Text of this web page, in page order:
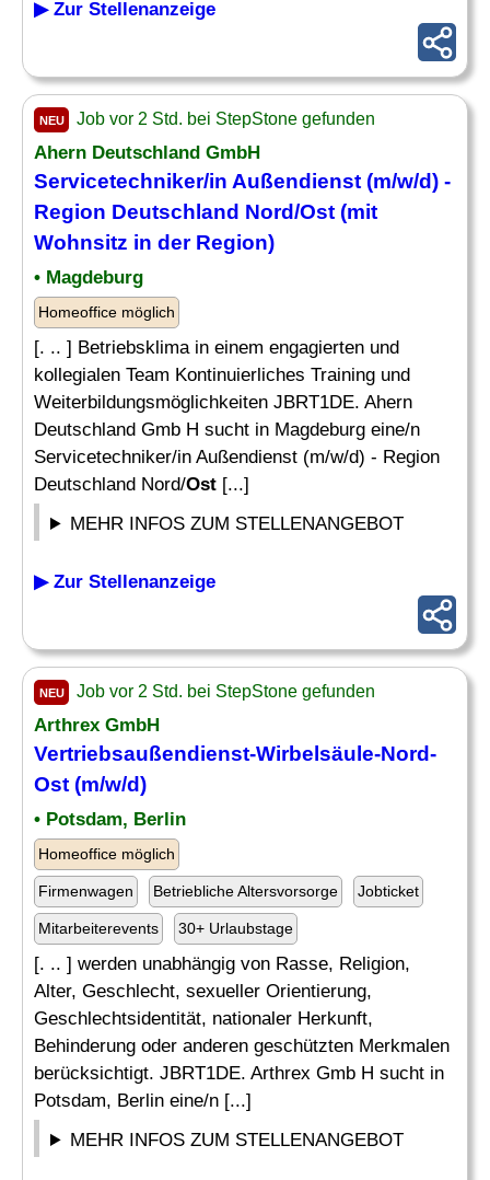
▶ Zur Stellenanzeige
NEU Job vor 2 Std. bei StepStone gefunden
Ahern Deutschland GmbH
Servicetechniker/in Außendienst (m/w/d) -
Region Deutschland Nord/Ost (mit
Wohnsitz in der Region)
• Magdeburg
Homeoffice möglich
[. .. ] Betriebsklima in einem engagierten und
kollegialen Team Kontinuierliches Training und
Weiterbildungsmöglichkeiten JBRT1DE. Ahern
Deutschland Gmb H sucht in Magdeburg eine/n
Servicetechniker/in Außendienst (m/w/d) - Region
Deutschland Nord/Ost [...]
MEHR INFOS ZUM STELLENANGEBOT
▶ Zur Stellenanzeige
NEU Job vor 2 Std. bei StepStone gefunden
Arthrex GmbH
Vertriebsaußendienst-Wirbelsäule-Nord-
Ost (m/w/d)
• Potsdam, Berlin
Homeoffice möglich
Firmenwagen Betriebliche Altersvorsorge Jobticket
Mitarbeiterevents 30+ Urlaubstage
[. .. ] werden unabhängig von Rasse, Religion,
Alter, Geschlecht, sexueller Orientierung,
Geschlechtsidentität, nationaler Herkunft,
Behinderung oder anderen geschützten Merkmalen
berücksichtigt. JBRT1DE. Arthrex Gmb H sucht in
Potsdam, Berlin eine/n [...]
MEHR INFOS ZUM STELLENANGEBOT